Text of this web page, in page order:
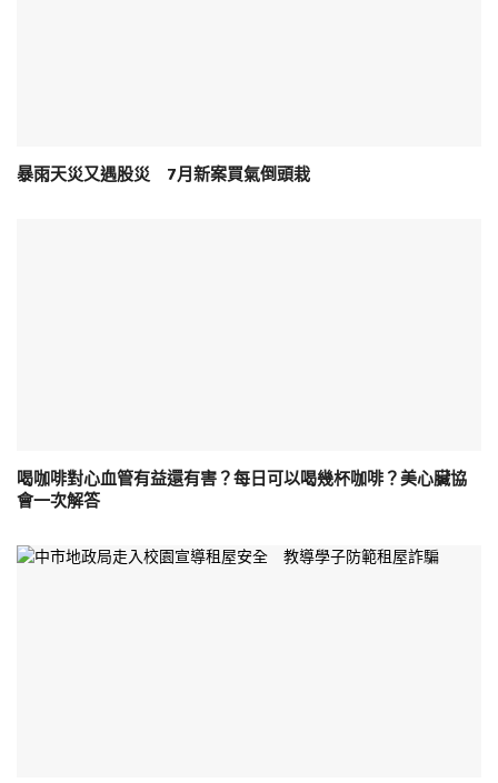
暴雨天災又遇股災 7月新案買氣倒頭栽
喝咖啡對心血管有益還有害？每日可以喝幾杯咖啡？美心臟協
會一次解答